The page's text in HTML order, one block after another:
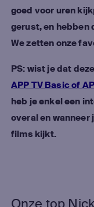
goed voor uren
gerust, en hebben
We zetten onze
PS: wist je dat
APP TV Basic of
heb je enkel een
overal en
films kijkt.
Onze top